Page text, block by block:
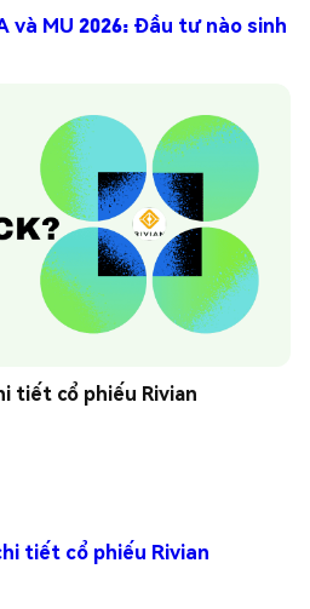
và MU 2026: Đầu tư nào sinh
tiết cổ phiếu Rivian
tiết cổ phiếu Rivian